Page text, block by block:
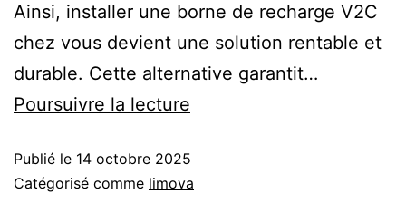
Ainsi, installer une borne de recharge V2C
chez vous devient une solution rentable et
durable. Cette alternative garantit…
Poursuivre la lecture
Publié le 14 octobre 2025
Catégorisé comme limova